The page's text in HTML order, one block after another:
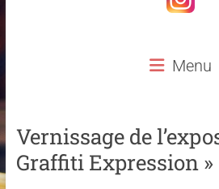
Menu
Vernissage de
Graffiti Expression »